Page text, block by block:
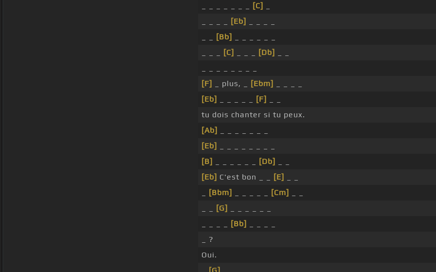
[C]
[Eb]
[Bb]
[C] [Db]
[F]
_ plus, _ [Ebm]
[Eb]
[F]
tu dois chanter si tu peux.
[Ab]
[Eb]
[B]
[Db]
[Eb] C'est bon _ _ [E]
[Bbm] [Cm]
[G]
[Bb]
_ ?
Oui.